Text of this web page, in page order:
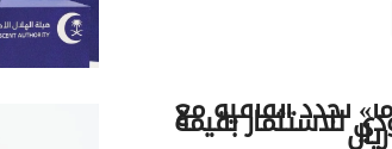
تجدد اتفاقية مع
للاستثمار بقيمة